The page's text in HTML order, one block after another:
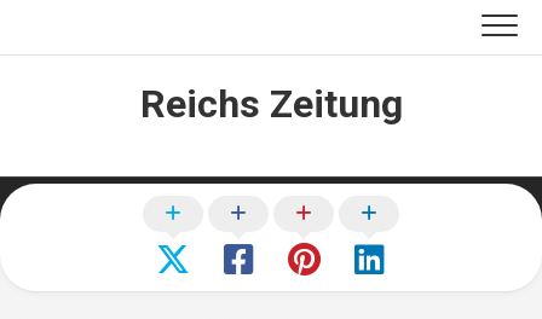
Reichs Zeitung